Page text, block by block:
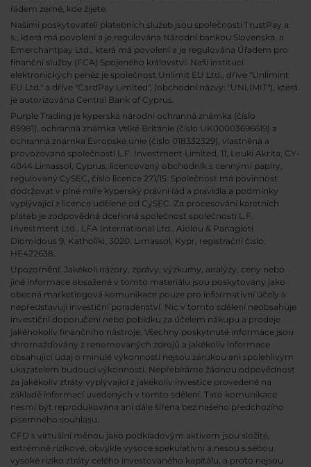
řádem země, kde žijete.
Našimi poskytovateli platebních služeb jsou společnosti TrustPay a.
s., která má povolení a je regulována Národní bankou Slovenska, a
Emerchantpay Ltd., která má povolení a je regulována Úřadem pro
finanční služby (FCA) Spojeného království. Naší institucí
elektronických peněz je společnost Unlimit EU Ltd., dříve "Unlimint
EU Ltd." a dříve "CardPay Limited", (obchodní názvy: "UNLIMIT"), která
je autorizována Central Bank of Cyprus.
Purple Trading je kyperská národní ochranná známka (číslo
85981), ochranná známka Velké Británie (číslo UK00003696619) a
ochranná známka Evropské unie (číslo 018332329), vlastněná a
provozovaná společností L.F. Investment Limited, 11, Louki Akrita, CY-
4044 Limassol, Cyprus, licencovaný obchodník s cennými papíry,
regulovaný CySEC, číslo licence 271/15. Společnost má povinnost
dodržovat v plné míře kyperský právní řád a pravidla a podmínky
vyplývající z licence udělené od CySEC. Za procesování karetních
plateb je zodpovědná dceřinná společnost společnosti L.F.
Investment Ltd., LFA International Ltd., Aiolou & Panagioti
Diomidous 9, Katholiki, 3020, Limassol, Kypr, registrační číslo:
HE422638.
Upozornění: Jakékoli názory, zprávy, výzkumy, analýzy, ceny nebo
jiné informace obsažené v tomto materiálu jsou poskytovány jako
obecná marketingová komunikace pouze pro informativní účely a
nepředstavují investiční poradenství. Nic v tomto sdělení neobsahuje
investiční doporučení nebo pobídku za účelem nákupu a prodeje
jakéhokoliv finančního nástroje. Všechny poskytnuté informace jsou
shromažďovány z renomovaných zdrojů a jakékoliv informace
obsahující údaj o minulé výkonnosti nejsou zárukou ani spolehlivým
ukazatelem budoucí výkonnosti. Nepřebíráme žádnou odpovědnost
za jakékoliv ztráty vyplývající z jakékoliv investice provedené na
základě informací uvedených v tomto sdělení. Tato komunikace
nesmí být reprodukována ani dále šířena bez našeho předchozího
písemného souhlasu.
CFD s virtuální měnou jako podkladovým aktivem jsou složité,
extrémně rizikové, obvykle vysoce spekulativní a nesou s sebou
vysoké riziko ztráty celého investovaného kapitálu, a proto nejsou